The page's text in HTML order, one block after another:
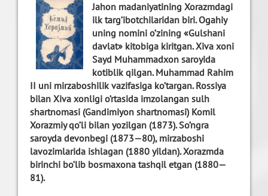
Jahon madaniyatining Xorazmdagi
ilk targ’ibotchilaridan biri. Ogahiy
uning nomini o’zining «Gulshani
davlat» kitobiga kiritgan. Xiva xoni
Sayd Muhammadxon saroyida
kotiblik qilgan. Muhammad Rahim
II uni mirzaboshilik vazifasiga ko’targan. Rossiya
bilan Xiva xonligi o’rtasida imzolangan sulh
shartnomasi (Gandimiyon shartnomasi) Komil
Xorazmiy qo’li bilan yozilgan (1873). So’ngra
saroyda devonbegi (1873—80), mirzaboshi
lavozimlarida ishlagan (1880 yildan). Xorazmda
birinchi bo’lib bosmaxona tashqil etgan (1880—
81).